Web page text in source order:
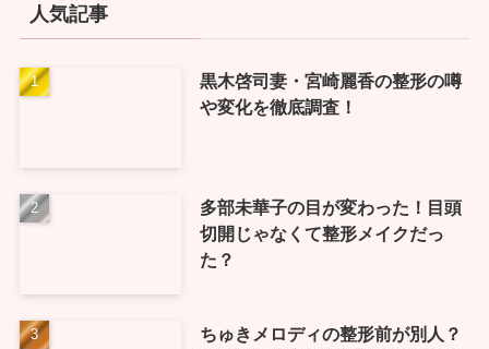
人気記事
黒木啓司妻・宮崎麗香の整形の噂
や変化を徹底調査！
多部未華子の目が変わった！目頭
切開じゃなくて整形メイクだっ
た？
ちゅきメロディの整形前が別人？